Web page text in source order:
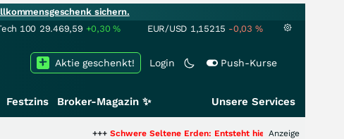
sichern.
100 29.469,59 +0,30% EUR/USD 1,15215 -0,03 %
Login Push-Kurse
Aktie geschenkt!
Festzins Broker-Magazin ✨ Unsere Services
Schwere Seltene Erden: Entsteht hier die nächste Milliardenstory?
Anzeige